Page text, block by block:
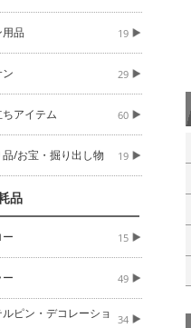
品 19
29
アイテム 60
/お宝・掘り出し物 19
品
15
49
ルピン・デコレーショ 34